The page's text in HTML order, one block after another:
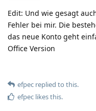
Edit: Und wie gesagt
Fehler bei mir. Die
das neue Konto geht
Office Version
efpec replied to this.
efpec likes this.